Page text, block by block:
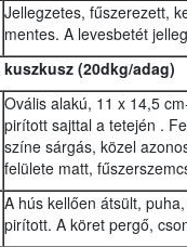
Jellegzetes, fűszerezett,
mentes. A levesbetét
(20dkg/adag)
Ovális alakú, 11 x 14,5
pirított sajttal a tetején .
színe sárgás, közel
felülete matt,
A hús kellően átsült,
pirított. A köret pergő,